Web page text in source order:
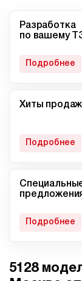
Гидростанции
Мобильные
Гидростанции с
пневмоприводом
Разработка
по вашему
Подробнее
Хиты продаж
Подробнее
Подробнее
5128